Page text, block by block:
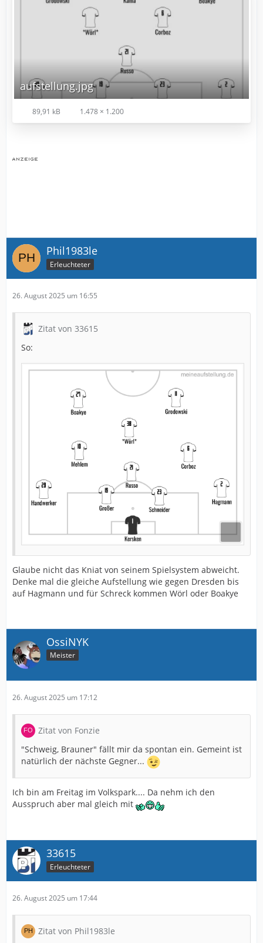
aufstellung.jpg
89,91 kB 1.478 × 1.200
Phil1983le
Erleuchteter
26. August 2025 um 16:55
Zitat von 33615
So:
Glaube nicht das Kniat von seinem Spielsystem abweicht.
Denke mal die gleiche Aufstellung wie gegen Dresden bis
auf Hagmann und für Schreck kommen Wörl oder Boakye
OssiNYK
Meister
26. August 2025 um 17:12
Zitat von Fonzie
"Schweig, Brauner" fällt mir da spontan ein. Gemeint ist
natürlich der nächste Gegner...
Ich bin am Freitag im Volkspark.... Da nehm ich den
Ausspruch aber mal gleich mit
33615
Erleuchteter
26. August 2025 um 17:44
Zitat von Phil1983le